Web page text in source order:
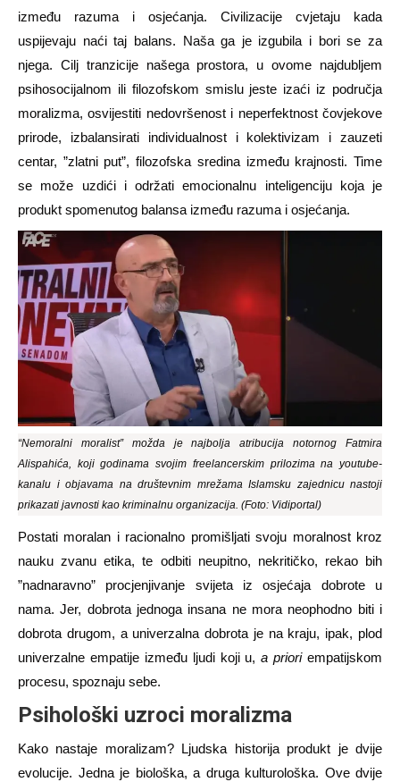
između razuma i osjećanja. Civilizacije cvjetaju kada
uspijevaju naći taj balans. Naša ga je izgubila i bori se za
njega. Cilj tranzicije našega prostora, u ovome najdubljem
psihosocijalnom ili filozofskom smislu jeste izaći iz područja
moralizma,osvijestiti nedovršenost i neperfektnost čovjekove
prirode, izbalansirati individualnost i kolektivizam i zauzeti
centar, ”zlatni put”, filozofska sredina između krajnosti. Time
se može uzdići i održati emocionalnu inteligenciju koja je
produkt spomenutog balansa između razuma i osjećanja.
“Nemoralni moralist” možda je najbolja atribucija notornog Fatmira
Alispahića, koji godinama svojim freelancerskim prilozima na youtube-
kanalu i objavama na društevnim mrežama Islamsku zajednicu nastoji
prikazati javnosti kao kriminalnu organizacija. (Foto: Vidiportal)
Postati moralan i racionalno promišljati svoju moralnost kroz
nauku zvanu etika, te odbiti neupitno, nekritičko, rekao bih
”nadnaravno” procjenjivanje svijeta iz osjećaja dobrote u
nama. Jer, dobrota jednoga insana ne mora neophodno biti i
dobrota drugom, a univerzalna dobrota je na kraju, ipak, plod
univerzalne empatije između ljudi koji u,a prioriempatijskom
procesu, spoznaju sebe.
Psihološki uzroci moralizma
Kako nastaje moralizam? Ljudska historija produkt je dvije
evolucije. Jedna je biološka, a druga kulturološka. Ove dvije